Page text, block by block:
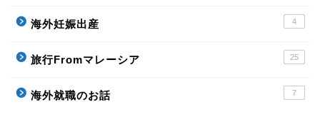
海外妊娠出産 4
旅行Fromマレーシア 25
海外就職のお話 7